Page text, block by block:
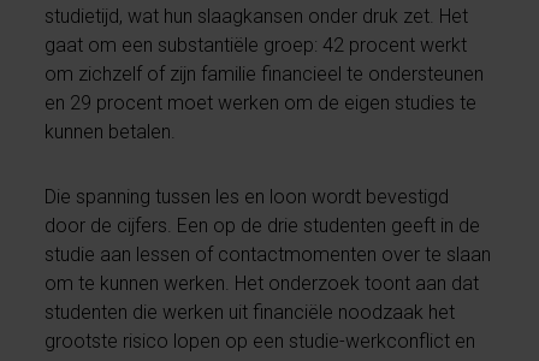
studietijd, wat hun slaagkansen onder druk zet. Het
gaat om een substantiële groep: 42 procent werkt
om zichzelf of zijn familie financieel te ondersteunen
en 29 procent moet werken om de eigen studies te
kunnen betalen.
Die spanning tussen les en loon wordt bevestigd
door de cijfers. Een op de drie studenten geeft in de
studie aan lessen of contactmomenten over te slaan
om te kunnen werken. Het onderzoek toont aan dat
studenten die werken uit financiële noodzaak het
grootste risico lopen op een studie-werkconflict en